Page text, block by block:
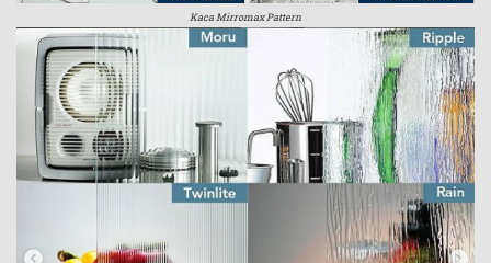
Kaca Mirromax Pattern